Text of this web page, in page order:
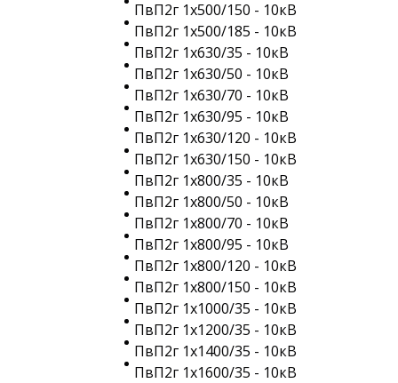
ПвП2г 1х500/150 - 10кВ
ПвП2г 1х500/185 - 10кВ
ПвП2г 1х630/35 - 10кВ
ПвП2г 1х630/50 - 10кВ
ПвП2г 1х630/70 - 10кВ
ПвП2г 1х630/95 - 10кВ
ПвП2г 1х630/120 - 10кВ
ПвП2г 1х630/150 - 10кВ
ПвП2г 1х800/35 - 10кВ
ПвП2г 1х800/50 - 10кВ
ПвП2г 1х800/70 - 10кВ
ПвП2г 1х800/95 - 10кВ
ПвП2г 1х800/120 - 10кВ
ПвП2г 1х800/150 - 10кВ
ПвП2г 1х1000/35 - 10кВ
ПвП2г 1х1200/35 - 10кВ
ПвП2г 1х1400/35 - 10кВ
ПвП2г 1х1600/35 - 10кВ